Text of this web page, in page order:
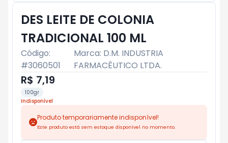
DES LEITE DE COLONIA
TRADICIONAL 100 ML
Código:
#3060501
Marca: D.M. INDUSTRIA
FARMACÊUTICO LTDA.
R$ 7,19
100gr
Indisponível
Produto temporariamente indisponível!
Este produto está sem estoque disponível no momento.